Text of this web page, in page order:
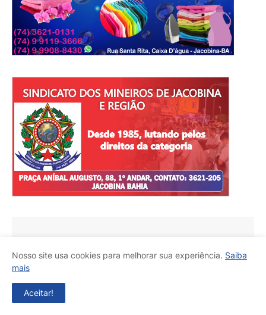
Nosso site usa cookies para melhorar sua experiência. Saiba
mais
Aceitar!